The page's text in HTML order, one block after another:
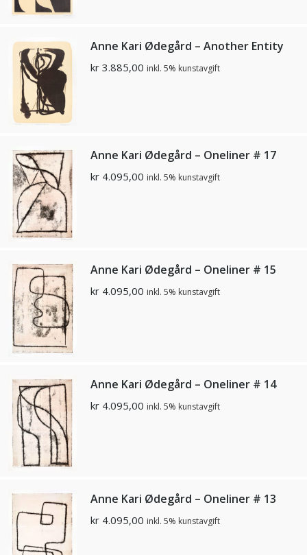
Anne Kari Ødegård – Another Entity
kr 3.885,00 inkl. 5% kunstavgift
Anne Kari Ødegård – Oneliner # 17
kr 4.095,00 inkl. 5% kunstavgift
Anne Kari Ødegård – Oneliner # 15
kr 4.095,00 inkl. 5% kunstavgift
Anne Kari Ødegård – Oneliner # 14
kr 4.095,00 inkl. 5% kunstavgift
Anne Kari Ødegård – Oneliner # 13
kr 4.095,00 inkl. 5% kunstavgift